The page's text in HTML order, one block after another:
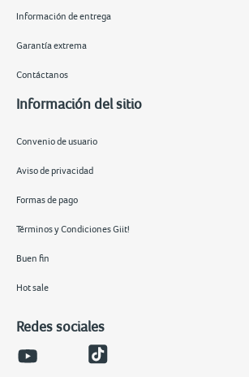
Información de entrega
Garantía extrema
Contáctanos
Información del sitio
Convenio de usuario
Aviso de privacidad
Formas de pago
Términos y Condiciones Giit!
Buen fin
Hot sale
Redes sociales